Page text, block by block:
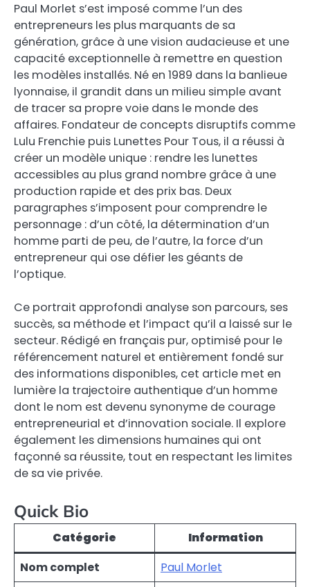
Paul Morlet s’est imposé comme l’un des
entrepreneurs les plus marquants de sa
génération, grâce à une vision audacieuse et une
capacité exceptionnelle à remettre en question
les modèles installés. Né en 1989 dans la banlieue
lyonnaise, il grandit dans un milieu simple avant
de tracer sa propre voie dans le monde des
affaires. Fondateur de concepts disruptifs comme
Lulu Frenchie puis Lunettes Pour Tous, il a réussi à
créer un modèle unique : rendre les lunettes
accessibles au plus grand nombre grâce à une
production rapide et des prix bas. Deux
paragraphes s’imposent pour comprendre le
personnage : d’un côté, la détermination d’un
homme parti de peu, de l’autre, la force d’un
entrepreneur qui ose défier les géants de
l’optique.
Ce portrait approfondi analyse son parcours, ses
succès, sa méthode et l’impact qu’il a laissé sur le
secteur. Rédigé en français pur, optimisé pour le
référencement naturel et entièrement fondé sur
des informations disponibles, cet article met en
lumière la trajectoire authentique d’un homme
dont le nom est devenu synonyme de courage
entrepreneurial et d’innovation sociale. Il explore
également les dimensions humaines qui ont
façonné sa réussite, tout en respectant les limites
de sa vie privée.
Quick Bio
Catégorie
Information
Nom complet
Paul Morlet